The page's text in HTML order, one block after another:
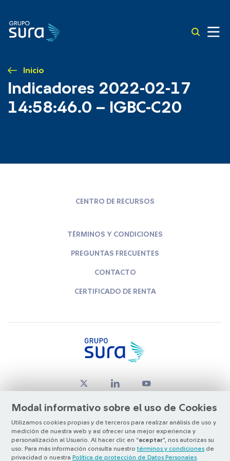
Inicio
Indicadores 2022-02-17
14:58:46.0 – IGBC-C20
Modal informativo sobre el uso de Cookies
Utilizamos cookies propias y de terceros para realizar análisis de uso y
medición de nuestra web y así ofrecer una mejor experiencia y
personalización al Usuario. Al hacer clic en “aceptar”, nos autorizas su
uso. Para más información consulta nuestro términos y condiciones de
privacidad o nuestra Política de protección de Datos Personales
CENTRO DE RECURSOS
TÉRMINOS Y CONDICIONES
PREGUNTAS FRECUENTES
CONTACTO
CERTIFICADO DE RENTA
© Copyright Grupo SURA 2026